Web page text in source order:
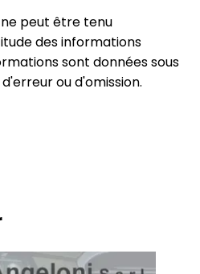
peut être tenu
des informations
sont données sous
ou d'omission.